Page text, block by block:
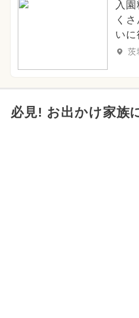
入
く
いに
茨
必見! お出かけ家族